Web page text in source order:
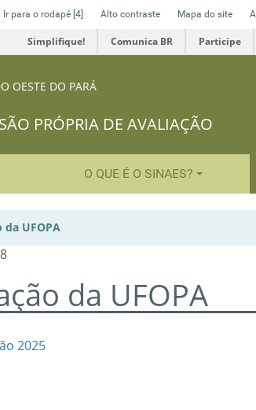
Ir para o rodapé [4] Alto contraste Mapa do site A
Simplifique! Comunica BR Participe
OESTE DO PARÁ
PRÓPRIA DE AVALIAÇÃO
O QUE É O SINAES?
UFOPA
da UFOPA
2025